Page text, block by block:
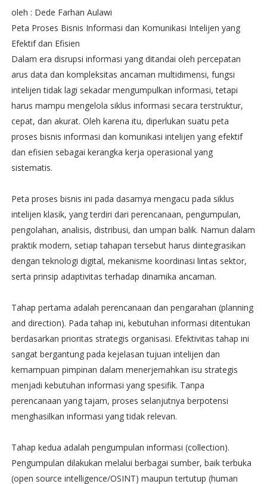
oleh : Dede Farhan Aulawi
Peta Proses Bisnis Informasi dan Komunikasi Intelijen yang
Efektif dan Efisien
Dalam era disrupsi informasi yang ditandai oleh percepatan
arus data dan kompleksitas ancaman multidimensi, fungsi
intelijen tidak lagi sekadar mengumpulkan informasi, tetapi
harus mampu mengelola siklus informasi secara terstruktur,
cepat, dan akurat. Oleh karena itu, diperlukan suatu peta
proses bisnis informasi dan komunikasi intelijen yang efektif
dan efisien sebagai kerangka kerja operasional yang
sistematis.
Peta proses bisnis ini pada dasarnya mengacu pada siklus
intelijen klasik, yang terdiri dari perencanaan, pengumpulan,
pengolahan, analisis, distribusi, dan umpan balik. Namun dalam
praktik modern, setiap tahapan tersebut harus diintegrasikan
dengan teknologi digital, mekanisme koordinasi lintas sektor,
serta prinsip adaptivitas terhadap dinamika ancaman.
Tahap pertama adalah perencanaan dan pengarahan (planning
and direction). Pada tahap ini, kebutuhan informasi ditentukan
berdasarkan prioritas strategis organisasi. Efektivitas tahap ini
sangat bergantung pada kejelasan tujuan intelijen dan
kemampuan pimpinan dalam menerjemahkan isu strategis
menjadi kebutuhan informasi yang spesifik. Tanpa
perencanaan yang tajam, proses selanjutnya berpotensi
menghasilkan informasi yang tidak relevan.
Tahap kedua adalah pengumpulan informasi (collection).
Pengumpulan dilakukan melalui berbagai sumber, baik terbuka
(open source intelligence/OSINT) maupun tertutup (human